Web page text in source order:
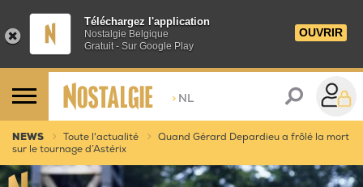
Téléchargez l'application
Nostalgie Belgique
Gratuit - Sur Google Play
OUVRIR
> NL
NEWS Toute l'actualité
Quand Gérard Depardieu a frôlé la mort
sur le tournage d’Astérix